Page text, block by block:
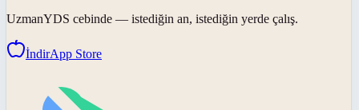
UzmanYDS cebinde — istediğin an, istediğin yerde çalış.
İndirApp Store